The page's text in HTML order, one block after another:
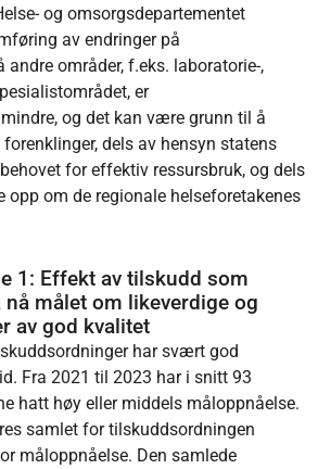
og omsorgsdepartementet
av endringer på
andre områder, f.eks. laboratorie-,
er
og det kan være grunn til å
dels av hensyn statens
for effektiv ressursbruk, og dels
opp om de regionale helseforetakenes
1: Effekt av tilskudd som
målet om likeverdige og
av god kvalitet
har svært god
Fra 2021 til 2023 har i snitt 93
hatt høy eller middels måloppnåelse.
samlet for tilskuddsordningen
måloppnåelse. Den samlede